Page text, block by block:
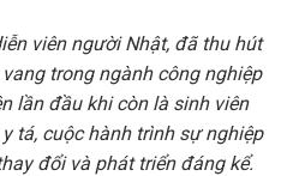
viên người Nhật, đã thu hút
trong ngành công nghiệp
lần đầu khi còn là sinh viên
tá, cuộc hành trình sự nghiệp
đổi và phát triển đáng kể.